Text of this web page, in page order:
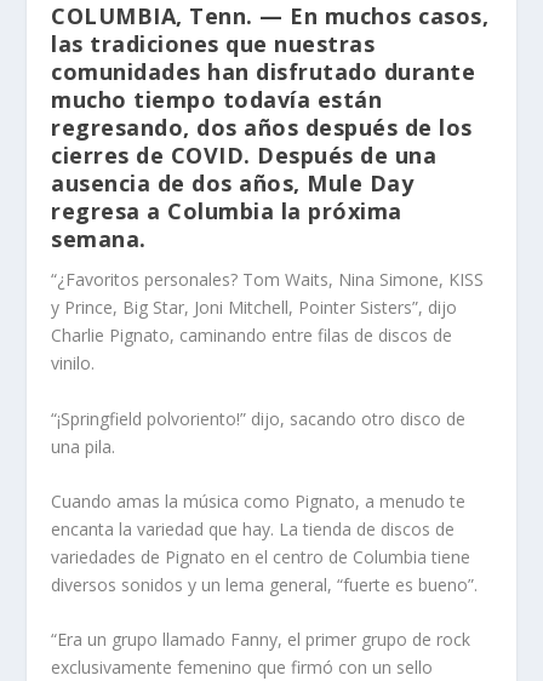
COLUMBIA, Tenn. — En muchos casos,
las tradiciones que nuestras
comunidades han disfrutado durante
mucho tiempo todavía están
regresando, dos años después de los
cierres de COVID. Después de una
ausencia de dos años, Mule Day
regresa a Columbia la próxima
semana.
“¿Favoritos personales? Tom Waits, Nina Simone, KISS
y Prince, Big Star, Joni Mitchell, Pointer Sisters”, dijo
Charlie Pignato, caminando entre filas de discos de
vinilo.
“¡Springfield polvoriento!” dijo, sacando otro disco de
una pila.
Cuando amas la música como Pignato, a menudo te
encanta la variedad que hay. La tienda de discos de
variedades de Pignato en el centro de Columbia tiene
diversos sonidos y un lema general, “fuerte es bueno”.
“Era un grupo llamado Fanny, el primer grupo de rock
exclusivamente femenino que firmó con un sello